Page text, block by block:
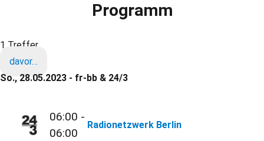
Programm
1 Treffer
davor…
So., 28.05.2023 - fr-bb & 24/3
06:00 -
06:00
Radionetzwerk Berlin